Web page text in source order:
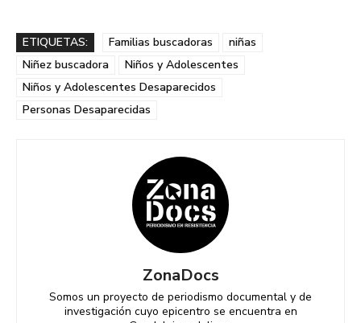
ETIQUETAS: Familias buscadoras
niñas
Niñez buscadora
Niños y Adolescentes
Niños y Adolescentes Desaparecidos
Personas Desaparecidas
ZonaDocs
Somos un proyecto de periodismo documental y de
investigación cuyo epicentro se encuentra en